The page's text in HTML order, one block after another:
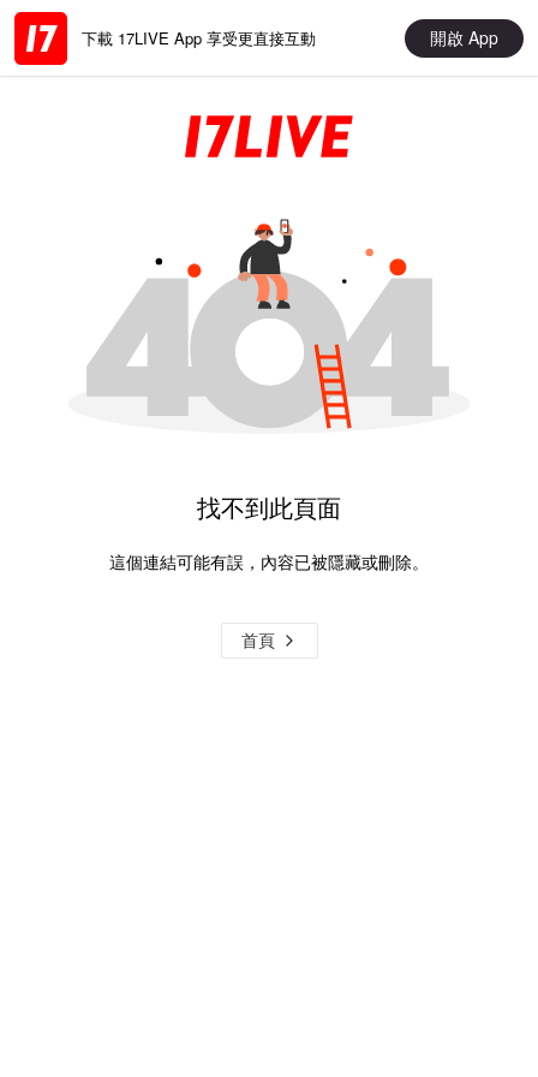
下載 17LIVE App 享受更直接互動 開啟 App
找不到此頁面
這個連結可能有誤，內容已被隱藏或刪除。
首頁